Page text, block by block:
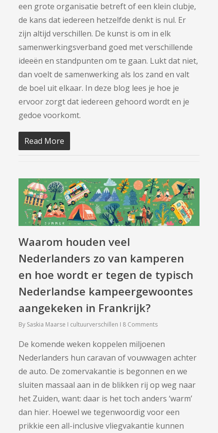
een grote organisatie betreft of een klein clubje,
de kans dat iedereen hetzelfde denkt is nul. Er
zijn altijd verschillen. De kunst is om in elk
samenwerkingsverband goed met verschillende
ideeën en standpunten om te gaan. Lukt dat niet,
dan voelt de samenwerking als los zand en valt
de boel uit elkaar. In deze blog lees je hoe je
ervoor zorgt dat iedereen gehoord wordt en je
gedoe voorkomt.
Read More
Waarom houden veel
Nederlanders zo van kamperen
en hoe wordt er tegen de typisch
Nederlandse kampeergewoontes
aangekeken in Frankrijk?
By Saskia Maarse cultuurverschillen 8 Comments
De komende weken koppelen miljoenen
Nederlanders hun caravan of vouwwagen achter
de auto. De zomervakantie is begonnen en we
sluiten massaal aan in de blikken rij op weg naar
het Zuiden, want: daar is het toch anders ‘warm’
dan hier. Hoewel we tegenwoordig voor een
prikkie een all-inclusive vliegvakantie kunnen